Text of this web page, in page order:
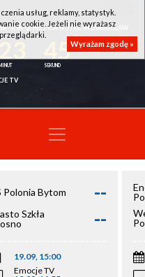
- KSK QEMETICA NOTEĆ INOWROCŁAW
44
TV
Polonia Bytom --
Szkła
--
19.09, 15:00
Emocje TV
usług, reklamy, statystyk.
cookie. Jeżeli nie wyrażasz
Wyrażam zgodę »